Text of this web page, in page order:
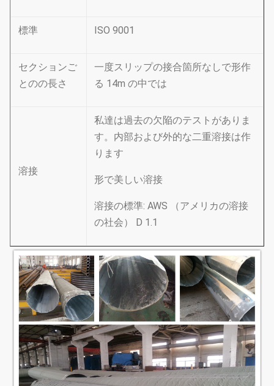
標準 ISO 9001
セクションご
とのの長さ
一度スリップの接合箇所なしで形作
る 14m の中では
溶接
私達は過去の欠陥のテストがありま
す。内部および外的な二重溶接は作
ります
形で美しい溶接
溶接の標準: AWS （アメリカの溶接
の社会） D 1.1